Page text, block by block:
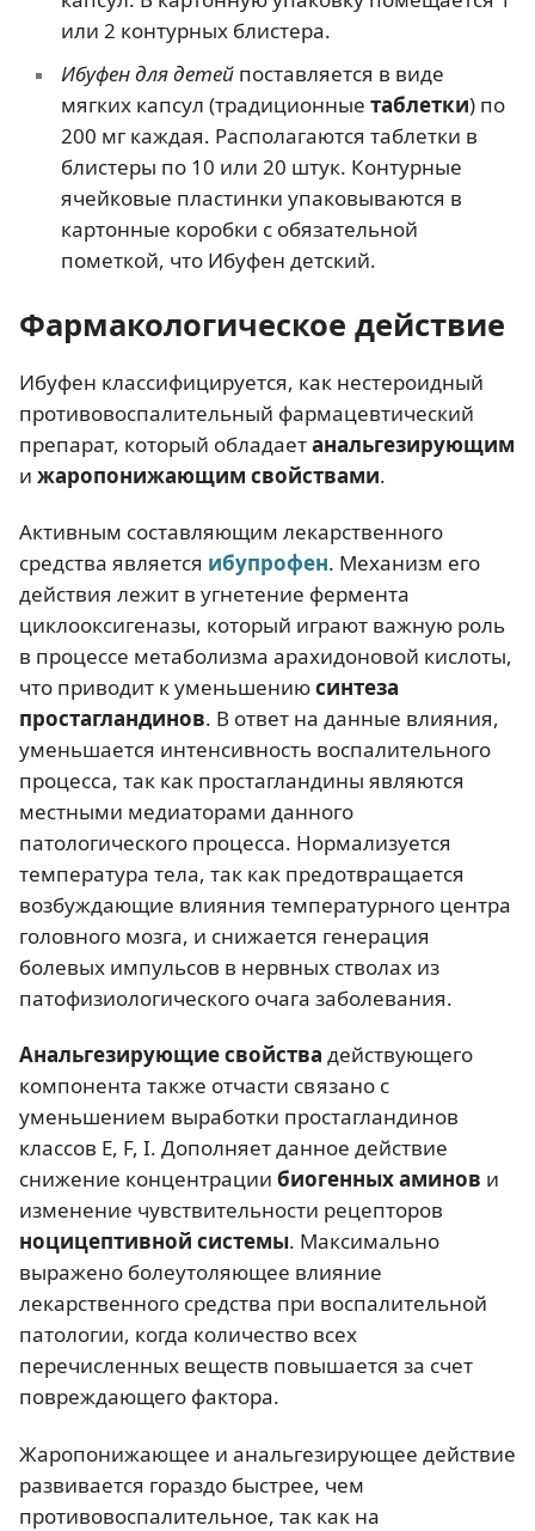
или 2 контурных блистера.
Ибуфен для детейпоставляется в виде
мягких капсул (традиционные таблетки) по
200 мг каждая. Располагаются таблетки в
блистеры по 10 или 20 штук. Контурные
ячейковые пластинки упаковываются в
картонные коробки с обязательной
пометкой, что Ибуфен детский.
Фармакологическое действие
Ибуфен классифицируется, как нестероидный
противовоспалительный фармацевтический
препарат, который обладаетанальгезирующим
и жаропонижающим свойствами.
Активным составляющим лекарственного
средства является ибупрофен. Механизм его
действия лежит в угнетение фермента
циклооксигеназы, который играют важную роль
в процессе метаболизма арахидоновой кислоты,
что приводит к уменьшениюсинтеза
простагландинов. В ответ на данные влияния,
уменьшается интенсивность воспалительного
процесса, так как простагландины являются
местными медиаторами данного
патологического процесса. Нормализуется
температура тела, так как предотвращается
возбуждающие влияния температурного центра
головного мозга, и снижается генерация
болевых импульсов в нервных стволах из
патофизиологического очага заболевания.
Анальгезирующие свойства действующего
компонента также отчасти связано с
уменьшением выработки простагландинов
классов E, F, I. Дополняет данное действие
снижение концентрации биогенных аминов и
изменение чувствительности рецепторов
ноцицептивной системы. Максимально
выражено болеутоляющее влияние
лекарственного средства при воспалительной
патологии, когда количество всех
перечисленных веществ повышается за счет
повреждающего фактора.
Жаропонижающее и анальгезирующее действие
развивается гораздо быстрее, чем
противовоспалительное, так как на